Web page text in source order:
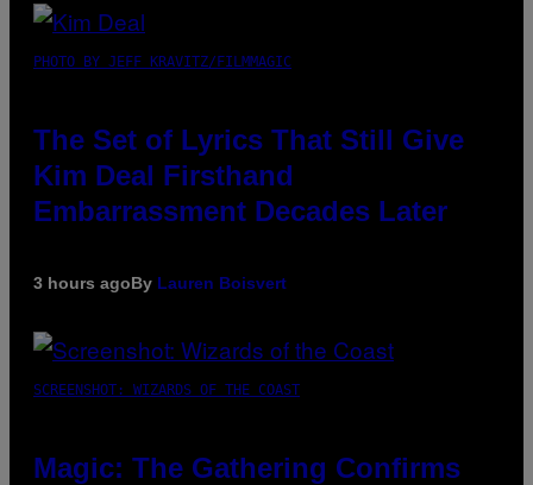
PHOTO BY JEFF KRAVITZ/FILMMAGIC
The Set of Lyrics That Still Give
Kim Deal Firsthand
Embarrassment Decades Later
3 hours agoBy Lauren Boisvert
SCREENSHOT: WIZARDS OF THE COAST
Magic: The Gathering Confirms